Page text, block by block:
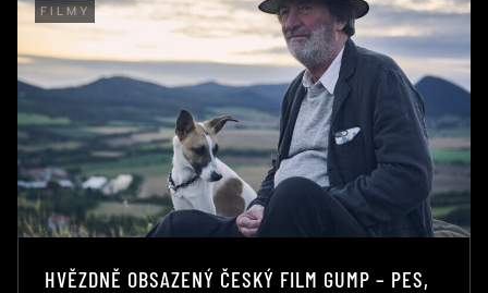
FILMY
HVĚZDNĚ OBSAZENÝ ČESKÝ FILM GUMP – PES,